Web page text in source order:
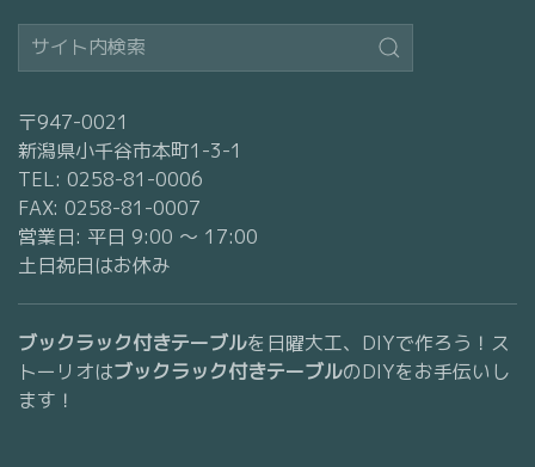
〒947-0021
新潟県小千谷市本町1-3-1
TEL: 0258-81-0006
FAX: 0258-81-0007
営業日: 平日 9:00 〜 17:00
土日祝日はお休み
ブックラック付きテーブルを日曜大工、DIYで作ろう！ス
トーリオはブックラック付きテーブルのDIYをお手伝いし
ます！